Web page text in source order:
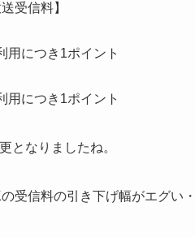
受信料】
用につき1ポイント
用につき1ポイント
となりましたね。
受信料の引き下げ幅がエグい・